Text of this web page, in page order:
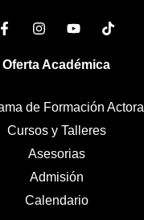
Oferta Académica
de Formación Actoral
Cursos y Talleres
Asesorias
Admisión
Calendario